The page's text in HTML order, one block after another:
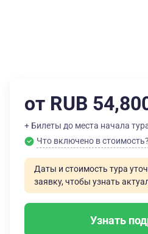
от RUB
+ Билеты до места начала
Что включено в стоимость?
Даты и стоимость тура
заявку, чтобы узнать
Узнать